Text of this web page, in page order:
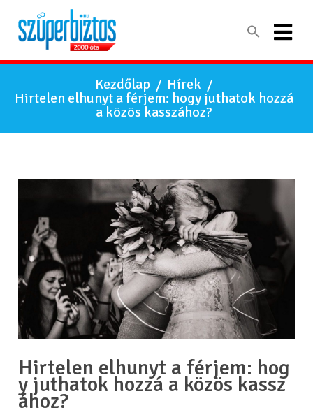
Kezdőlap / Hírek /
Hirtelen elhunyt a férjem: hogy juthatok hozzá
a közös kasszához?
Hirtelen elhunyt a férjem: hog
y juthatok hozzá a közös kassz
ához?